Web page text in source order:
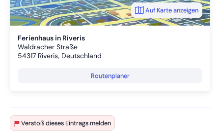
Ferienhaus in Riveris
Waldracher Straße
54317 Riveris, Deutschland
Routenplaner
Auf Karte anzeigen
Verstoß dieses Eintrags melden